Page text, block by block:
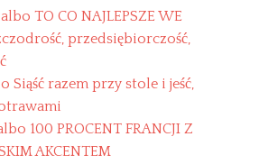
TO CO NAJLEPSZE WE
przedsiębiorczość,
Siąść razem przy stole i jeść,
100 PROCENT FRANCJI Z
AKCENTEM